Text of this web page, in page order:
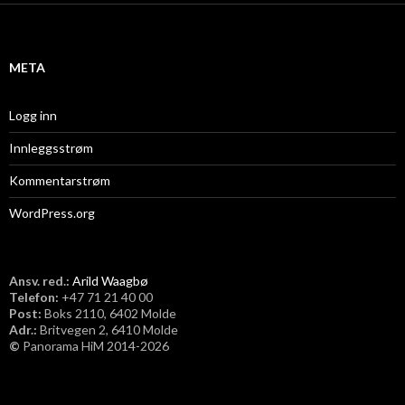
i
META
Logg inn
Innleggsstrøm
Kommentarstrøm
WordPress.org
Ansv. red.: Arild Waagbø
Telefon: ​+47 71 21 40 00
Post: Boks 2110, 6402 Molde
Adr.: Britvegen 2, 6410 Molde
© Panorama HiM 2014-2026